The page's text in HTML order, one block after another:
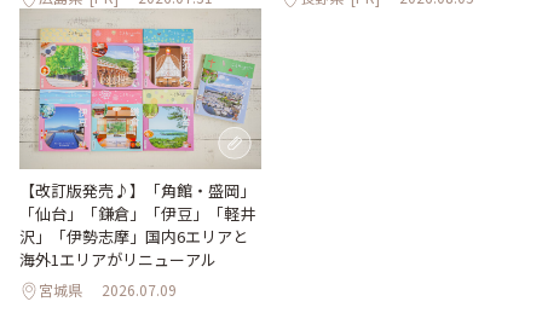
【改訂版発売♪】「角館・盛岡」
「仙台」「鎌倉」「伊豆」「軽井
沢」「伊勢志摩」国内6エリアと
海外1エリアがリニューアル
宮城県 2026.07.09